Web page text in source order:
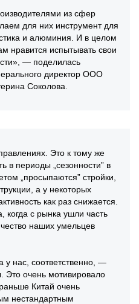
из сфер
для них инструмент для
и алюминия. И в целом
нравится испытывать свои
— поделилась
директор ООО
Соколова.
Это к тому же
в периоды „сезонности” в
„просыпаются” стройки,
а у некоторых
как раз снижается.
когда с рынка ушли часть
наших умельцев
у нас, соответственно, ―
Это очень мотивировало
Китай очень
нестандартным